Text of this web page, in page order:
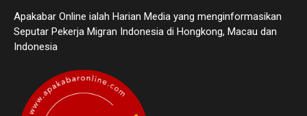
Apakabar Online ialah Harian Media yang menginformasikan
Seputar Pekerja Migran Indonesia di Hongkong, Macau dan
Indonesia